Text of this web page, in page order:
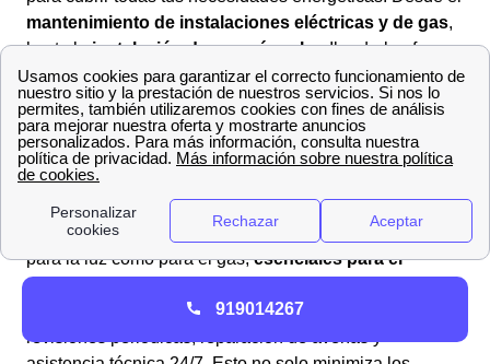
mantenimiento de instalaciones eléctricas y de gas,
hasta lainstalación de energía solar, Iberdrola ofrece
soluciones completas para mantener tu hogar en
óptimas condiciones.
¿Cuáles son los servicios de
mantenimiento de Iberdrola?
Iberdrola proporciona servicios de mantenimiento tanto
para la luz como para el gas,esenciales para el
funcionamiento seguro y eficiente de tu hogar
ámbito eléctrico, los planes de mantenimiento incluyen
revisiones periódicas, reparación de averías y
919014267